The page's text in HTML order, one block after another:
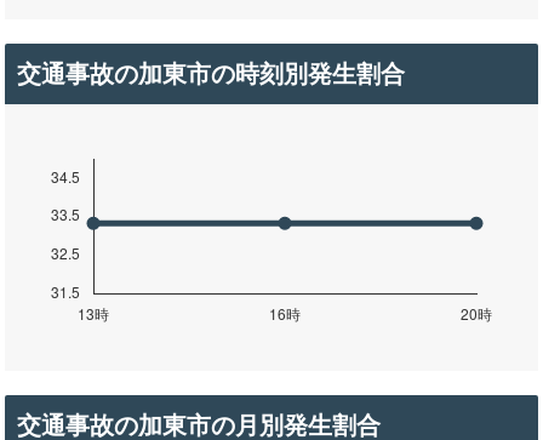
交通事故の加東市の時刻別発生割合
交通事故の加東市の月別発生割合